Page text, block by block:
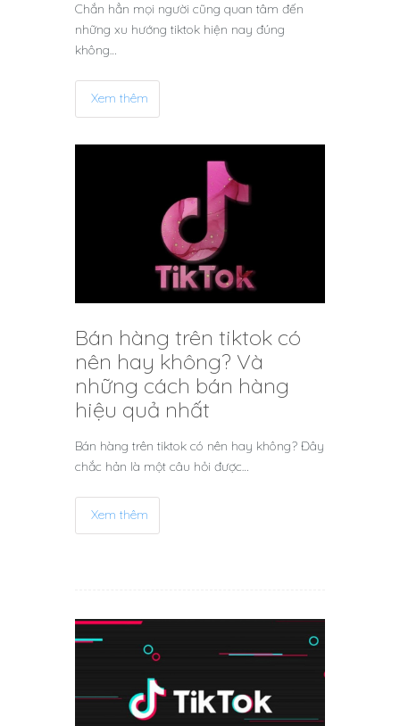
Chắn hẳn mọi người cũng quan tâm đến
những xu hướng tiktok hiện nay đúng
không…
Xem thêm
Bán hàng trên tiktok có
nên hay không? Và
những cách bán hàng
hiệu quả nhất
Bán hàng trên tiktok có nên hay không? Đây
chắc hản là một câu hỏi được…
Xem thêm